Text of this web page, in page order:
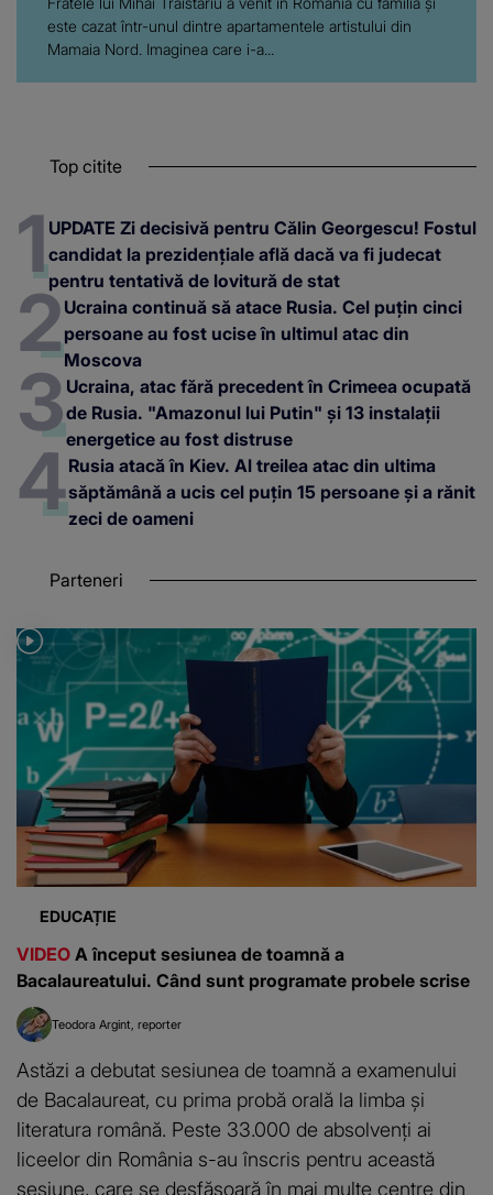
este cazat într-unul dintre apartamentele artistului din
Mamaia Nord. Imaginea care i-a...
Top citite
UPDATE Zi decisivă pentru Călin Georgescu! Fostul
candidat la prezidențiale află dacă va fi judecat
pentru tentativă de lovitură de stat
Ucraina continuă să atace Rusia. Cel puțin cinci
persoane au fost ucise în ultimul atac din
Moscova
Ucraina, atac fără precedent în Crimeea ocupată
de Rusia. "Amazonul lui Putin" și 13 instalații
energetice au fost distruse
Rusia atacă în Kiev. Al treilea atac din ultima
săptămână a ucis cel puțin 15 persoane și a rănit
zeci de oameni
Parteneri
EDUCAȚIE
VIDEO A început sesiunea de toamnă a
Bacalaureatului. Când sunt programate probele scrise
Teodora Argint reporter
Astăzi a debutat sesiunea de toamnă a examenului
de Bacalaureat, cu prima probă orală la limba și
literatura română. Peste 33.000 de absolvenți ai
liceelor din România s-au înscris pentru această
sesiune, care se desfășoară în mai multe centre din